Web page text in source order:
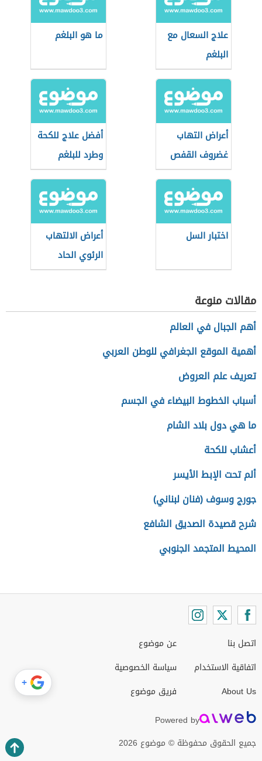
علاج السعال مع
البلغم
ما هو البلغم
أعراض التهاب
غضروف القفص
الصدري
أفضل علاج للكحة
وطرد للبلغم
اختبار السل
أعراض الالتهاب
الرئوي الحاد
مقالات منوعة
أهم الجبال في العالم
أهمية الموقع الجغرافي للوطن العربي
تعريف علم العروض
أسباب الخطوط البيضاء في الجسم
ما هي دول بلاد الشام
أعشاب للكحة
ألم تحت الإبط الأيسر
جورج وسوف (فنان لبناني)
شرح قصيدة الصديق الشافع
المحيط المتجمد الجنوبي
اتصل بنا
اتفاقية الاستخدام
About Us
عن موضوع
سياسة الخصوصية
فريق موضوع
Powered by
جميع الحقوق محفوظة © موضوع 2026
+